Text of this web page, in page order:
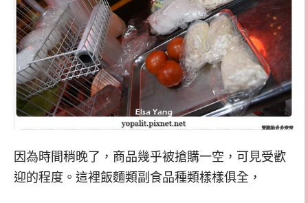
因為時間稍晚了，商品幾乎被搶購一空，可見受歡
迎的程度。這裡飯麵類副食品種類樣樣俱全，